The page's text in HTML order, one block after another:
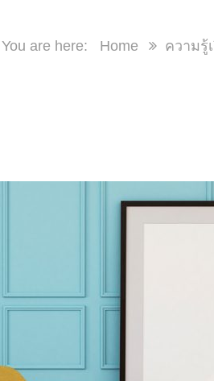
Home ความรู้